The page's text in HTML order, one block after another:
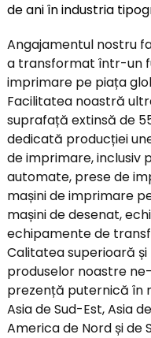
de ani în industria
Angajamentul nostru
a transformat într-un
imprimare pe piața
Facilitatea noastră
suprafață extinsă de
dedicată producției
de imprimare, inclusiv
automate, prese de
mașini de imprimare
mașini de desenat,
echipamente de
Calitatea superioară
produselor noastre
prezență puternică în
Asia de Sud-Est, Asia
America de Nord și de